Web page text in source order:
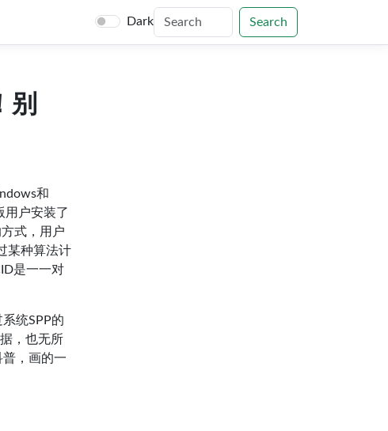
Dark Search
别
和
用户安装了
式，用户
某种算法计
是一一对
统SPP的
，也无所
，画的一